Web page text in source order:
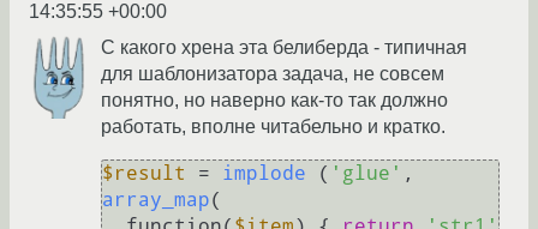
14:35:55 +00:00
С какого хрена эта белиберда - типичная
для шаблонизатора задача, не совсем
понятно, но наверно как-то так должно
работать, вполне читабельно и кратко.
$result = implode ( 'glue'
array_map(